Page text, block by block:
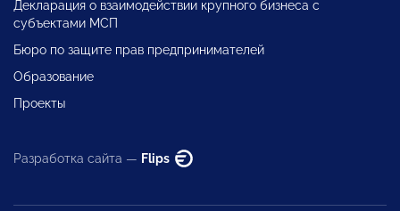
Декларация о взаимодействии крупного бизнеса с
субъектами МСП
Бюро по защите прав предпринимателей
Образование
Проекты
Разработка сайта — Flips